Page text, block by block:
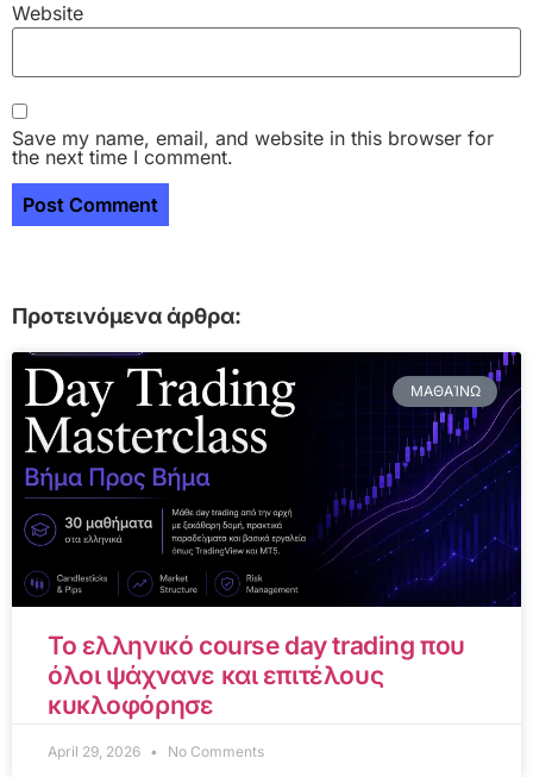
Website
Save my name, email, and website in this browser for
the next time I comment.
Προτεινόμενα άρθρα:
ΜΑΘΑΊΝΩ
Το ελληνικό course day trading που
όλοι ψάχνανε και επιτέλους
κυκλοφόρησε
April 29, 2026 No Comments